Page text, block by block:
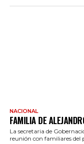
NACIONAL
FAMILIA DE
La secretaria de
reunión con familiares del